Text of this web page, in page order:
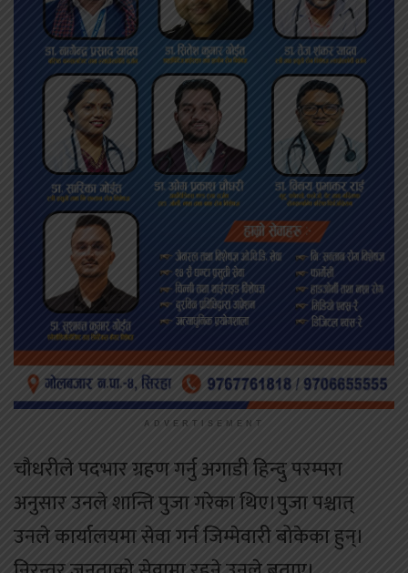
ADVERTISEMENT
चौधरीले पदभार ग्रहण गर्नु अगाडी हिन्दु परम्परा
अनुसार उनले शान्ति पुजा गरेका थिए।पुजा पश्चात्
उनले कार्यालयमा सेवा गर्न जिम्मेवारी बोकेका हुन्।